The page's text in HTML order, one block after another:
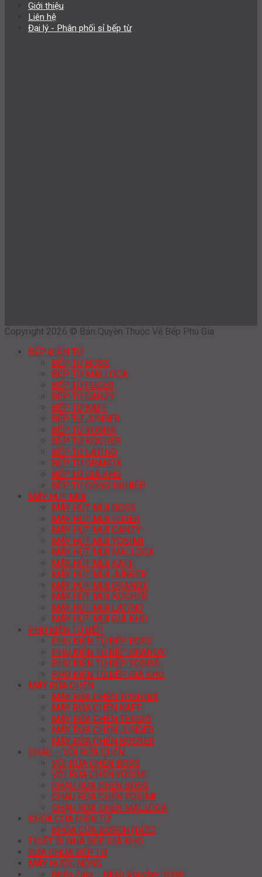
Giới thiệu
Liên hệ
Đại lý - Phân phối sỉ bếp từ
Copyright 2026 © Bản Quyền Thuộc Về Bếp Phú Gia
BẾP ĐIỆN TỪ
BẾP TỪ BOSS
BẾP TỪ MALLOCA
BẾP TỪ FUGER
BẾP TỪ CANZY
BẾP TỪ KAFF
BẾP TỪ JUNGER
BẾP TỪ YOSIMI
BẾP TỪ KOCHER
BẾP TỪ LATINO
BẾP TỪ GRANDX
BẾP TỪ GIÁ KHO
BẾP TỪ CÔNG NGHIỆP
MÁY HÚT MÙI
MÁY HÚT MÙI BOSS
MÁY HÚT MÙI FUGER
MÁY HÚT MÙI CANZY
MÁY HÚT MÙI YOSIMI
MÁY HÚT MÙI MALLOCA
MÁY HÚT MÙI KAFF
MÁY HÚT MÙI JUNGER
MÁY HÚT MÙI GRANDX
MÁY HÚT MÙI KOCHER
MÁY HÚT MÙI LATINO
MÁY HÚT MÙI GIÁ KHO
PHỤ KIỆN TỦ BẾP
PHỤ KIỆN TỦ BẾP BOSS
PHỤ KIỆN TỦ BẾP GRANDX
PHỤ KIỆN TỦ BẾP YOSIMI
PHỤ KIỆN TỦ BẾP GIÁ KHO
MÁY RỬA CHÉN
MÁY RỬA CHÉN TOSHIBA
MÁY RỬA CHÉN KAFF
MÁY RỬA CHÉN TEXGIO
MÁY RỬA CHÉN JUNGER
MÁY RỬA CHÉN BOSSER
CHẬU – VÒI RỬA CHÉN
VÒI RỬA CHÉN BOSS
VÒI RỬA CHÉN YOSIMI
CHẬU RỬA CHÉN BOSS
CHẬU RỬA CHÉN YOSIMI
CHẬU RỬA CHÉN MALLOCA
KHÓA CỬA ĐIỆN TỬ
KHÓA CỬA BOSCH (ĐỨC)
THIẾT BỊ NHÀ BẾP GIÁ KHO
SỬA CHỮA BẾP TỪ
MÁY NƯỚC NÓNG
Nhắn Zalo _ Nhận Voucher 100K